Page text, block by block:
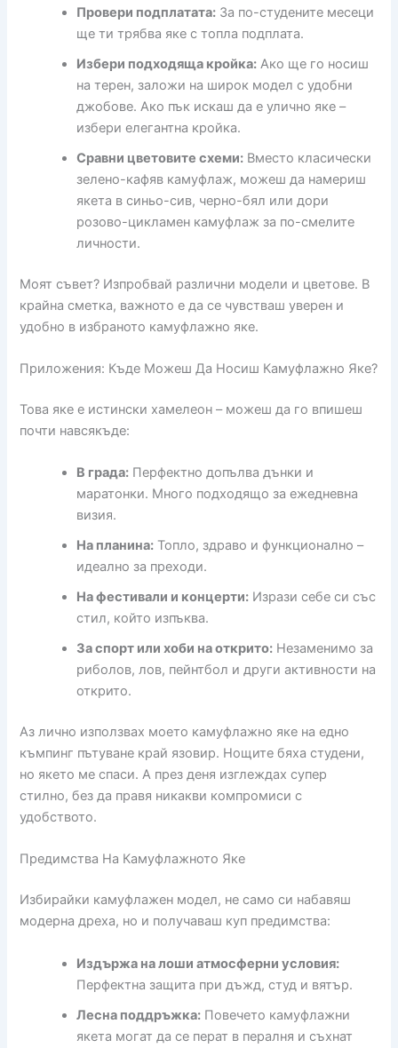
Провери подплатата: За по-студените месеци
ще ти трябва яке с топла подплата.
Избери подходяща кройка: Ако ще го носиш
на терен, заложи на широк модел с удобни
джобове. Ако пък искаш да е улично яке –
избери елегантна кройка.
Сравни цветовите схеми: Вместо класически
зелено-кафяв камуфлаж, можеш да намериш
якета в синьо-сив, черно-бял или дори
розово-цикламен камуфлаж за по-смелите
личности.
Моят съвет? Изпробвай различни модели и цветове. В
крайна сметка, важното е да се чувстваш уверен и
удобно в избраното камуфлажно яке.
Приложения: Къде Можеш Да Носиш Камуфлажно Яке?
Това яке е истински хамелеон – можеш да го впишеш
почти навсякъде:
В града: Перфектно допълва дънки и
маратонки. Много подходящо за ежедневна
визия.
На планина: Топло, здраво и функционално –
идеално за преходи.
На фестивали и концерти: Изрази себе си със
стил, който изпъква.
За спорт или хоби на открито: Незаменимо за
риболов, лов, пейнтбол и други активности на
открито.
Аз лично използвах моето камуфлажно яке на едно
къмпинг пътуване край язовир. Нощите бяха студени,
но якето ме спаси. А през деня изглеждах супер
стилно, без да правя никакви компромиси с
удобството.
Предимства На Камуфлажното Яке
Избирайки камуфлажен модел, не само си набавяш
модерна дреха, но и получаваш куп предимства:
Издържа на лоши атмосферни условия:
Перфектна защита при дъжд, студ и вятър.
Лесна поддръжка: Повечето камуфлажни
якета могат да се перат в пералня и съхнат